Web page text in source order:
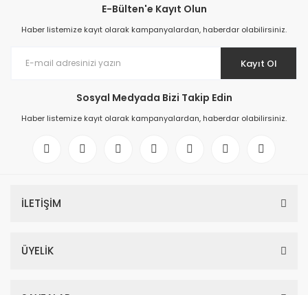
E-Bülten'e Kayıt Olun
Haber listemize kayıt olarak kampanyalardan, haberdar olabilirsiniz.
Kayıt Ol
Sosyal Medyada Bizi Takip Edin
Haber listemize kayıt olarak kampanyalardan, haberdar olabilirsiniz.
İLETİŞİM
ÜYELİK